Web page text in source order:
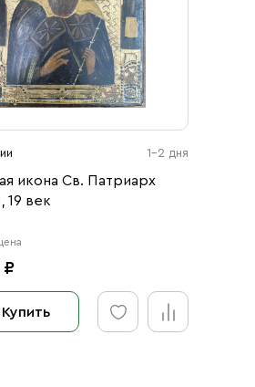
1-2 дня
икона Св. Патриарх
19 век
₽
Купить